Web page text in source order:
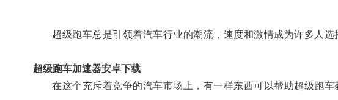
超级跑车总是引领着汽车行业的潮流，速度和激情成为许多人选
超级跑车加速器安卓下载
在这个充斥着竞争的汽车市场上，有一样东西可以帮助超级跑车